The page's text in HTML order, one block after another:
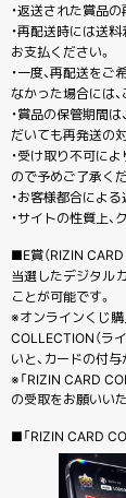
・返送された賞品
・再配送時には送
お支払ください。
・一度、再配送を
なかった場合には
・賞品の保管期間
だいても再発送の
・受け取り不可に
ので予めご了承くだ
・お客様都合によ
・サイトの性質上
■E賞（RIZIN
当選したデジタル
ことが可能です。
※オンラインくじ購
COLLECTION（ラ
いと、カードの付
※「RIZIN CARD
の受取をお願いい
■「RIZIN CARD